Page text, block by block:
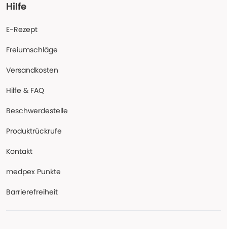
Hilfe
E-Rezept
Freiumschläge
Versandkosten
Hilfe & FAQ
Beschwerdestelle
Produktrückrufe
Kontakt
medpex Punkte
Barrierefreiheit